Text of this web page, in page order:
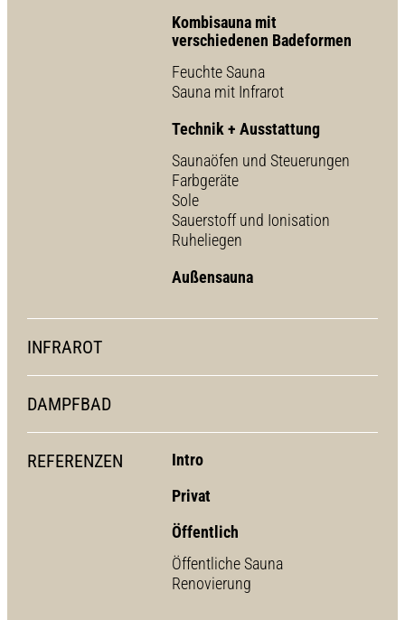
Kombisauna mit
verschiedenen Badeformen
Feuchte Sauna
Sauna mit Infrarot
Technik + Ausstattung
Saunaöfen und Steuerungen
Farbgeräte
Sole
Sauerstoff und Ionisation
Ruheliegen
Außensauna
INFRAROT
DAMPFBAD
REFERENZEN
Intro
Privat
Öffentlich
Öffentliche Sauna
Renovierung